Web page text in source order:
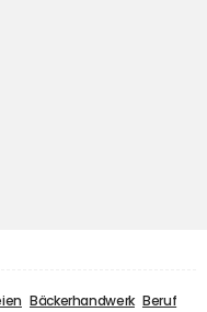
Bäckerhandwerk Beruf